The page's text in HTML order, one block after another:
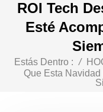
ROI Tech
Esté
Estás Dentro : /
Que Esta